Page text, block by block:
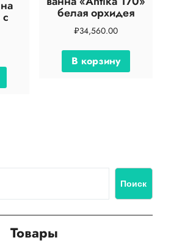
белая орхидея
₽34,560.00
В корзину
Поиск
Товары